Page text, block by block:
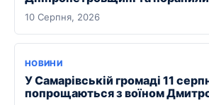
10 Серпня, 2026
НОВИНИ
У Самарівській громаді 11
попрощаються з воїном